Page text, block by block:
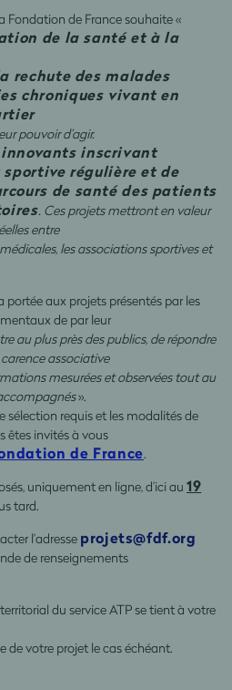
Fondation de France souhaite «
de la santé et à la
rechute des malades
chroniques vivant en
pouvoir d’agir.
inscrivant
régulière et de
de santé des patients
. Ces projets mettront en valeur
entre
les associations sportives et
aux projets présentés par les
de par leur
au plus près des publics, de répondre
associative
mesurées et observées tout au
».
sélection requis et les modalités de
êtes invités à vous
de France.
uniquement en ligne, d’ici au 19
tard.
l’adresse projets@fdf.org
de renseignements
du service ATP se tient à votre
de votre projet le cas échéant.